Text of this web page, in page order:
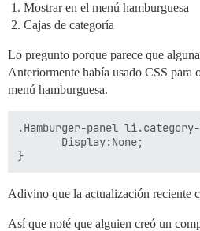
Mostrar en el menú hamburguesa
Cajas de categoría
Lo pregunto porque parece que
Anteriormente había usado CSS para
menú hamburguesa.
.Hamburger-panel li.category-
       Display:None;
}
Adivino que la actualización reciente
Así que noté que alguien creó un